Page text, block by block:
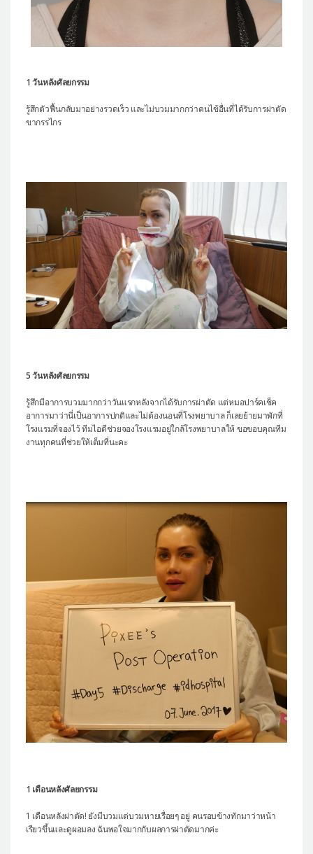
1 วันหลังศัลยกรรม
รู้สึกตัวฟื้นกลับมาอย่างรวดเร็ว และไม่บวมมากกว่าคนไข้อื่นที่ได้รับการผ่าตัด
ขากรรไกร
5 วันหลังศัลยกรรม
รู้สึกมีอาการบวมมากกว่าวันแรกหลังจากได้รับการผ่าตัด แต่หมอปาร์คเช็ค
อาการมาว่านี่เป็นอาการปกติและไม่ต้องนอนที่โรงพยาบาล ก็เลยย้ายมาพักที่
โรงแรมที่จองไว้ ทีมไอดีช่วยจองโรงแรมอยู่ใกล้โรงพยาบาลให้ ขอขอบคุณทีม
งานทุกคนที่ช่วยให้เต็มที่นะคะ
1 เดือนหลังศัลยกรรม
1 เดือนหลังผ่าตัด! ยังมีบวมแต่บวมหายเรื่อยๆ อยู่ คนรอบข้างทักมาว่าหน้า
เรียวขึ้นและดูผอมลง ฉันพอใจมากกับผลการผ่าตัดมากค่ะ